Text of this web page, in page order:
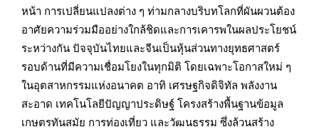
หน้า การเปลี่ยนแปลงต่าง ๆ ท่ามกลางบริบทโลกที่ผันผวนต้อง
อาศัยความร่วมมืออย่างใกล้ชิดและการเคารพในผลประโยชน์
ระหว่างกัน ปัจจุบันไทยและจีนเป็นหุ้นส่วนทางยุทธศาสตร์
รอบด้านที่มีความเชื่อมโยงในทุกมิติ โดยเฉพาะโอกาสใหม่ ๆ
ในอุตสาหกรรมแห่งอนาคต อาทิ เศรษฐกิจดิจิทัล พลังงาน
สะอาด เทคโนโลยีปัญญาประดิษฐ์ โครงสร้างพื้นฐานข้อมูล
เกษตรทันสมัย การท่องเที่ยว และวัฒนธรรม ซึ่งล้วนสร้าง